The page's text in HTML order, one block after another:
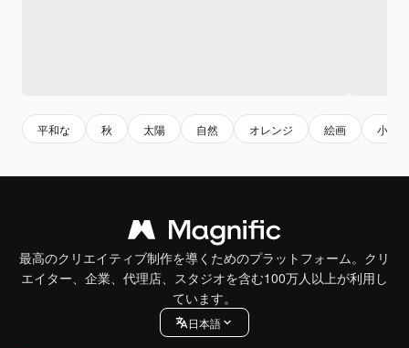
平和な 秋 太陽 自然 オレンジ 絵画 小道
最高のクリエイティブ制作を導くためのプラットフォーム。クリ
エイター、企業、代理店、スタジオを含む100万人以上が利用し
ています。
日本語